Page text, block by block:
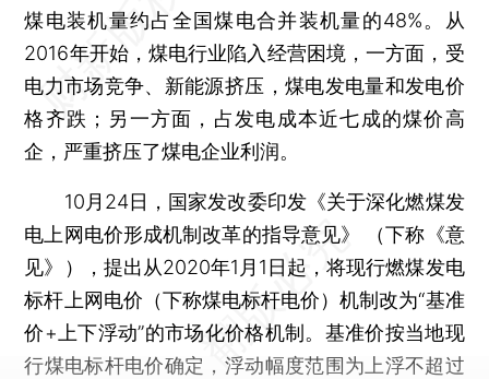
煤电装机量约占全国煤电合并装机量的48%。从
2016年开始，煤电行业陷入经营困境，一方面，受
电力市场竞争、新能源挤压，煤电发电量和发电价
格齐跌；另一方面，占发电成本近七成的煤价高
企，严重挤压了煤电企业利润。
10月24日，国家发改委印发《关于深化燃煤发
电上网电价形成机制改革的指导意见》 （下称《意
见》），提出从2020年1月1日起，将现行燃煤发电
标杆上网电价（下称煤电标杆电价）机制改为“基准
价+上下浮动”的市场化价格机制。基准价按当地现
行煤电标杆电价确定，浮动幅度范围为上浮不超过